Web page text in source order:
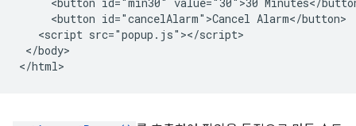
     <button id="cancelAlarm">Cancel Alarm</button>
   <script src="popup.js"></script>
</body>